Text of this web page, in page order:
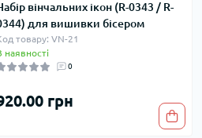
вінчальних ікон (R-0343 / R-
для вишивки бісером
товару: VN-21
наявності
0
грн